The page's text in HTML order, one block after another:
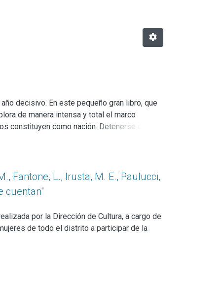
decisivo. En este pequeño gran libro, que
de manera intensa y total el marco
constituyen como nación. Detenerse en
histórica acumulando consecuencias.
Fantone, L., Irusta, M. E., Paulucci,
cuentan"
por la Dirección de Cultura, a cargo de
de todo el distrito a participar de la
de libro a textos que, hasta el
del distrito; un libro ilustrado por la
a cada una en el Salón Blanco de la